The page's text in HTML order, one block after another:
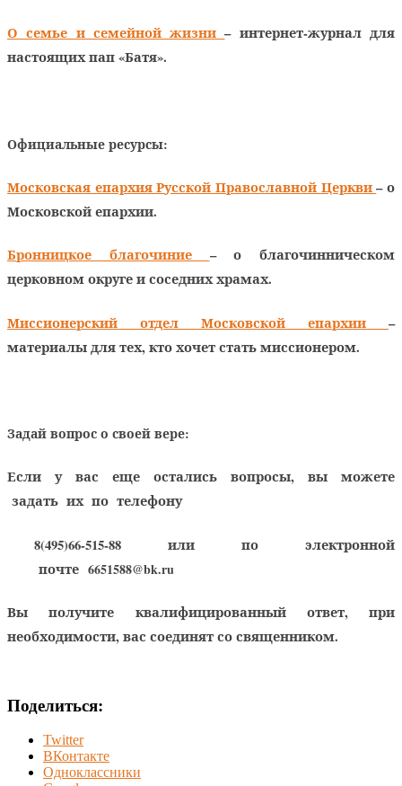
О семье и семейной жизни– интернет-журнал для
настоящих пап «Батя».
Официальные ресурсы:
Московская епархия Русской Православной Церкви– о
Московской епархии.
Бронницкое благочиние – о благочинническом
церковном округе и соседних храмах.
Миссионерский отдел Московской епархии –
материалы для тех, кто хочет стать миссионером.
Задай вопрос о своей вере:
Если у вас еще остались вопросы, вы можете
задать их по телефону
8(495)66-515-88 или по электронной
почте 6651588@bk.ru
Вы получите квалифицированный ответ, при
необходимости, вас соединят со священником.
Поделиться:
Twitter
ВКонтакте
Одноклассники